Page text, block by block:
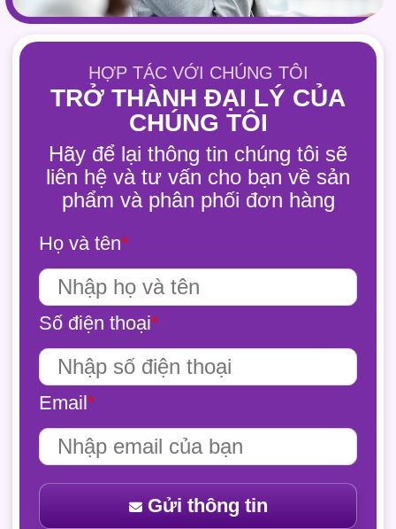
HỢP TÁC VỚI CHÚNG TÔI
TRỞ THÀNH ĐẠI LÝ CỦA
CHÚNG TÔI
Hãy để lại thông tin chúng tôi sẽ
liên hệ và tư vấn cho bạn về sản
phẩm và phân phối đơn hàng
Họ và tên*
Số điện thoại*
Email*
Gửi thông tin